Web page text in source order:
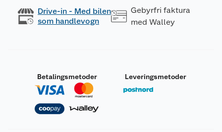
Drive-in - Med bilen
som handlevogn
Gebyrfri faktura
med Walley
Betalingsmetoder Leveringsmetoder